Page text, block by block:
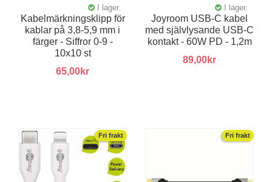
I lager.
Kabelmärkningsklipp för
kablar på 3,8-5,9 mm i
färger - Siffror 0-9 -
10x10 st
65,00kr
I lager.
Joyroom USB-C kabel
med självlysande USB-C
kontakt - 60W PD - 1,2m
89,00kr
Fri frakt Fri frakt